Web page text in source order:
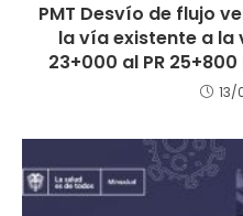
PMT Desvío de flujo
la vía existente a la
23+000 al PR
13/